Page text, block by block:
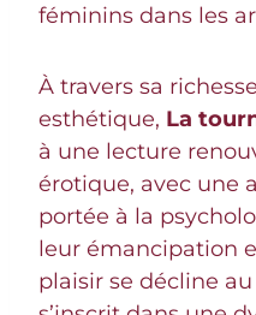
féminins dans les
À travers sa
esthétique, La
à une lecture
érotique, avec une
portée à la
leur émancipation
plaisir se décline